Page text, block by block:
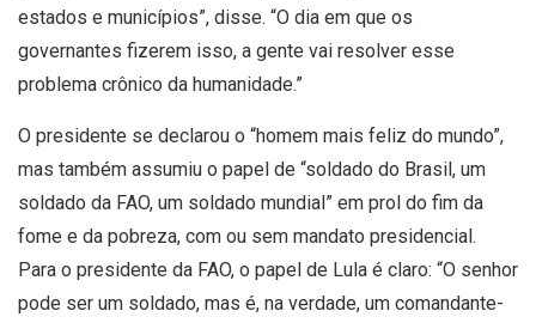
estados e municípios”, disse. “O dia em que os
governantes fizerem isso, a gente vai resolver esse
problema crônico da humanidade.”
O presidente se declarou o “homem mais feliz do mundo”,
mas também assumiu o papel de “soldado do Brasil, um
soldado da FAO, um soldado mundial” em prol do fim da
fome e da pobreza, com ou sem mandato presidencial.
Para o presidente da FAO, o papel de Lula é claro: “O senhor
pode ser um soldado, mas é, na verdade, um comandante-